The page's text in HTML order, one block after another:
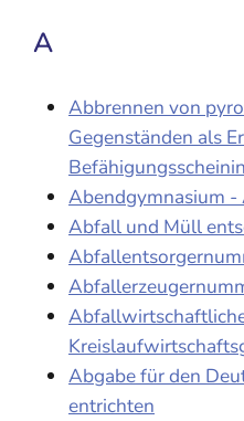
A
Abbrennen von
Gegenständen als
Abendgymnasium -
Abfall und Müll
Abgabe für den
entrichten